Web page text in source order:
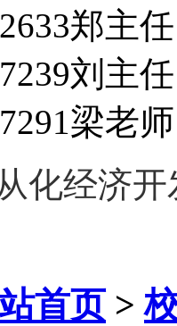
郑主
刘主任
梁老师
化经济
首页>